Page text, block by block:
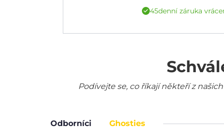
45denní záruka
Podívejte se, co říkají někteří z
Odborníci Ghosties